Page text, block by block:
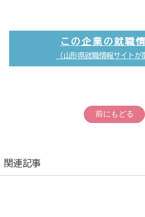
この企業の就職
（山形県就職情報サイトが
前にもどる
関連記事